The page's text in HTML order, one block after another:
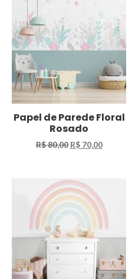
Papel de Parede Floral
Rosado
R$80,00 R$70,00